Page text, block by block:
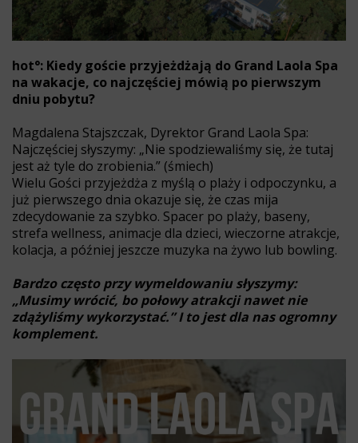
hot°: Kiedy goście przyjeżdżają do Grand Laola Spa
na wakacje, co najczęściej mówią po pierwszym
dniu pobytu?
Magdalena Stajszczak, Dyrektor Grand Laola Spa:
Najczęściej słyszymy: „Nie spodziewaliśmy się, że tutaj
jest aż tyle do zrobienia.” (śmiech)
Wielu Gości przyjeżdża z myślą o plaży i odpoczynku, a
już pierwszego dnia okazuje się, że czas mija
zdecydowanie za szybko. Spacer po plaży, baseny,
strefa wellness, animacje dla dzieci, wieczorne atrakcje,
kolacja, a później jeszcze muzyka na żywo lub bowling.
Bardzo często przy wymeldowaniu słyszymy:
„Musimy wrócić, bo połowy atrakcji nawet nie
zdążyliśmy wykorzystać.” I to jest dla nas ogromny
komplement.